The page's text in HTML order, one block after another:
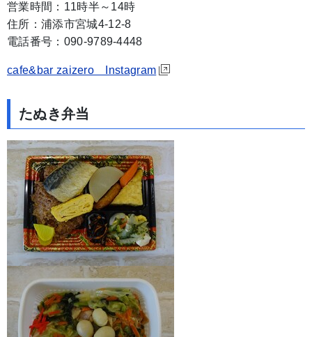
営業時間：11時半～14時
住所：浦添市宮城4-12-8
電話番号：090-9789-4448
cafe&bar zaizero Instagram
たぬき弁当